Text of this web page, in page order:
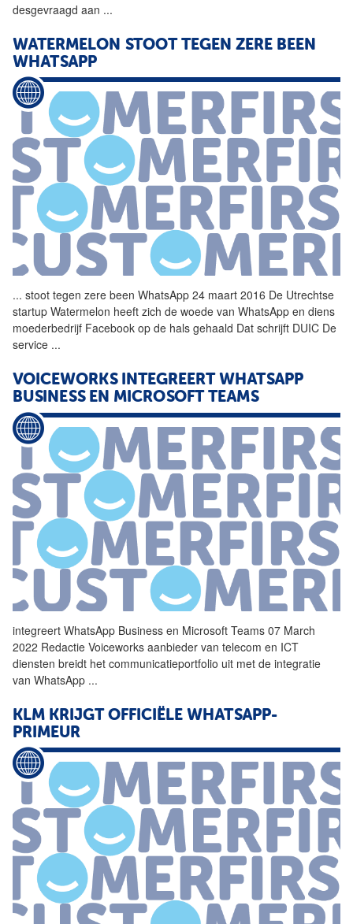
desgevraagd aan ...
WATERMELON STOOT TEGEN ZERE BEEN
WHATSAPP
... stoot tegen zere been WhatsApp 24 maart 2016 De Utrechtse
startup Watermelon heeft zich de woede van WhatsApp en diens
moederbedrijf Facebook op de hals gehaald Dat schrijft DUIC De
service ...
VOICEWORKS INTEGREERT WHATSAPP
BUSINESS EN MICROSOFT TEAMS
integreert WhatsApp Business en Microsoft Teams 07 March
2022 Redactie Voiceworks aanbieder van telecom en ICT
diensten breidt het communicatieportfolio uit met de integratie
van WhatsApp ...
KLM KRIJGT OFFICIËLE WHATSAPP-
PRIMEUR